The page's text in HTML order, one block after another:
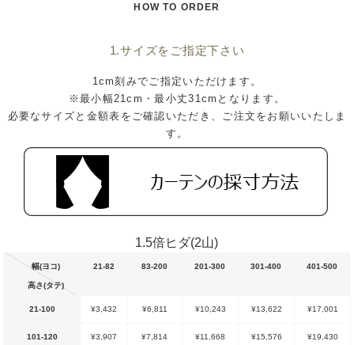
HOW TO ORDER
1.サイズをご指定下さい
1cm刻みでご指定いただけます。
※最小幅21cm・最小丈31cmとなります。
必要なサイズと金額表をご確認いただき、ご注文をお願いいたしま
す。
1.5倍ヒダ(2山)
幅(ヨコ)
高さ(タテ)
21-82 83-200 201-300 301-400 401-500
21-100 ¥3,432 ¥6,811 ¥10,243 ¥13,622 ¥17,001
101-120 ¥3,907 ¥7,814 ¥11,668 ¥15,576 ¥19,430